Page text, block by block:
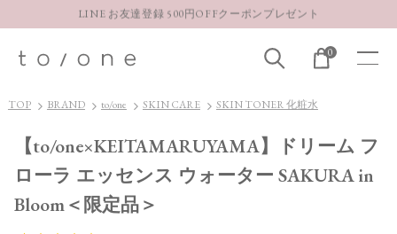
【重要】お盆期間中のお問い合わせと商品配送に関しまして
お得な定期購入コースはこちら 0
TOP BRAND to/one SKIN CARE SKIN TONER 化粧水
【to/one×KEITAMARUYAMA】ドリーム フ
ローラ エッセンス ウォーター SAKURA in
Bloom＜限定品＞